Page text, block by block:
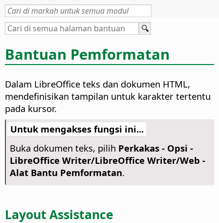
Bantuan Pemformatan
Dalam LibreOffice teks dan dokumen HTML,
mendefinisikan tampilan untuk karakter tertentu
pada kursor.
Untuk mengakses fungsi ini...
Buka dokumen teks, pilih Perkakas - Opsi -
LibreOffice Writer/LibreOffice Writer/Web -
Alat Bantu Pemformatan.
Layout Assistance